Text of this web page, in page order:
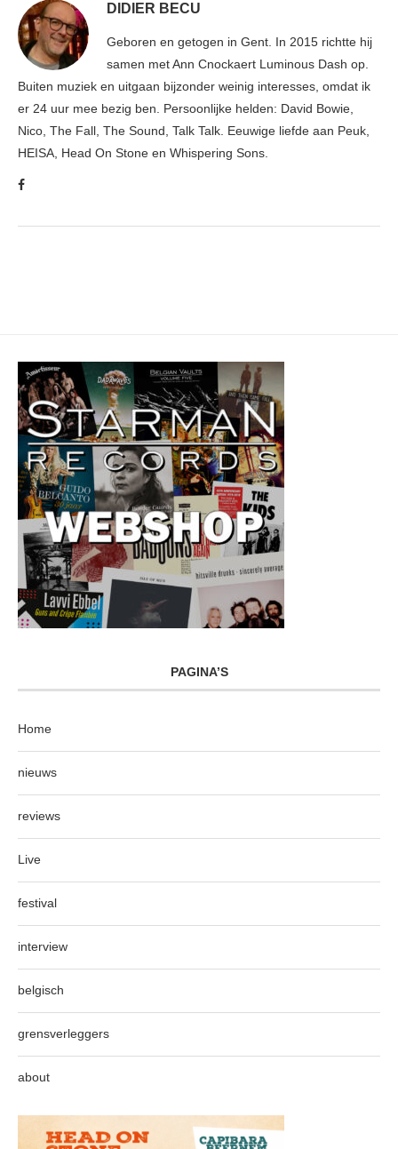
DIDIER BECU
Geboren en getogen in Gent. In 2015 richtte hij
samen met Ann Cnockaert Luminous Dash op.
Buiten muziek en uitgaan bijzonder weinig interesses, omdat ik
er 24 uur mee bezig ben. Persoonlijke helden: David Bowie,
Nico, The Fall, The Sound, Talk Talk. Eeuwige liefde aan Peuk,
HEISA, Head On Stone en Whispering Sons.
PAGINA’S
Home
nieuws
reviews
Live
festival
interview
belgisch
grensverleggers
about